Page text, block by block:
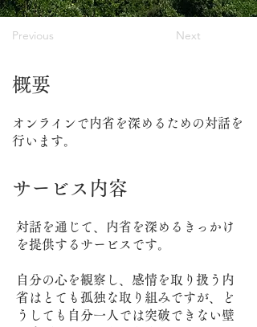
Previous Next
概要
オンラインで内省を深めるための対話を
行います。
​サービス内容
対話を通じて、内省を深めるきっかけ
を提供するサービスです。
自分の心を観察し、感情を取り扱う内
省はとても孤独な取り組みですが、ど
うしても自分一人では突破できない壁